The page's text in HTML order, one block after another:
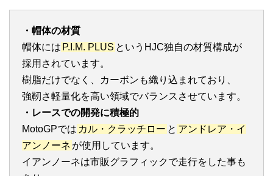
・帽体の材質
帽体には P.I.M. PLUS というHJC独自の材質構成が
採用されています。
樹脂だけでなく、カーボンも織り込まれており、
強靭さ軽量化を高い領域でバランスさせています。
・レースでの開発に積極的
MotoGPでは カル・クラッチロー と アンドレア・イ
アンノーネ が使用しています。
イアンノーネは市販グラフィックで走行をした事も